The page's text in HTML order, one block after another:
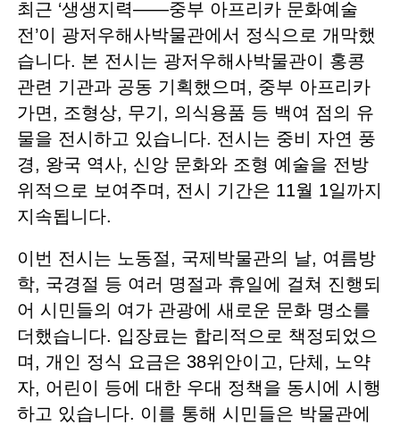
최근 ‘생생지력——중부 아프리카 문화예술
전’이 광저우해사박물관에서 정식으로 개막했
습니다. 본 전시는 광저우해사박물관이 홍콩
관련 기관과 공동 기획했으며, 중부 아프리카
가면, 조형상, 무기, 의식용품 등 백여 점의 유
물을 전시하고 있습니다. 전시는 중비 자연 풍
경, 왕국 역사, 신앙 문화와 조형 예술을 전방
위적으로 보여주며, 전시 기간은 11월 1일까지
지속됩니다.
이번 전시는 노동절, 국제박물관의 날, 여름방
학, 국경절 등 여러 명절과 휴일에 걸쳐 진행되
어 시민들의 여가 관광에 새로운 문화 명소를
더했습니다. 입장료는 합리적으로 책정되었으
며, 개인 정식 요금은 38위안이고, 단체, 노약
자, 어린이 등에 대한 우대 정책을 동시에 시행
하고 있습니다. 이를 통해 시민들은 박물관에